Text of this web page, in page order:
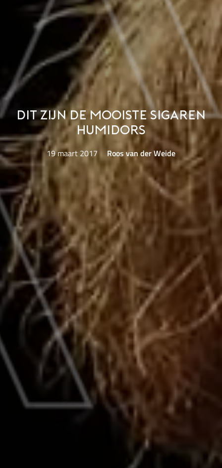
Dit zijn de mooiste sigaren
humidors
19 maart 2017 Roos van der Weide